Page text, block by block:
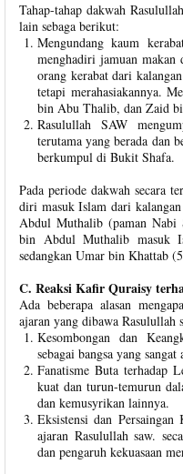
Tahap-tahap dakwah
lain sebaga berikut:
Mengundang kaum
menghadiri jamuan makan
orang kerabat dari
tetapi merahasiakannya.
bin Abu Thalib, dan Zaid
Rasulullah SAW
terutama yang berada dan
berkumpul di Bukit Shafa.
Pada periode dakwah secara
diri masuk Islam dari
Abdul Muthalib (paman Nabi
bin Abdul Muthalib masuk
sedangkan Umar bin Khattab
C. Reaksi Kafir Quraisy
Ada beberapa alasan
ajaran yang dibawa Rasulullah
Kesombongan dan
sebagai bangsa yang
Fanatisme Buta terhadap
kuat dan turun-temurun
dan kemusyrikan lainnya.
Eksistensi dan Persaingan
ajaran Rasulullah saw.
dan pengaruh kekuasaan